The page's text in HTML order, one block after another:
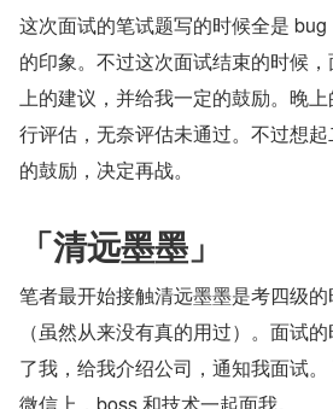
这次面试的笔试题写的时候全是
的印象。不过这次面试结束的时候
上的建议，并给我一定的鼓励。晚
行评估，无奈评估未通过。不过想
的鼓励，决定再战。
「清远墨墨」
笔者最开始接触清远墨墨是考四级
（虽然从来没有真的用过）。面试
了我，给我介绍公司，通知我面试